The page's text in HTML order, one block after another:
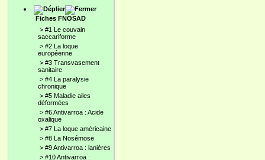
Fiches FNOSAD
> #1 Le couvain
saccariforme
> #2 La loque
européenne
> #3 Transvasement
sanitaire
> #4 La paralysie
chronique
> #5 Maladie ailes
déformées
> #6 Antivarroa : Acide
oxalique
> #7 La loque américaine
> #8 La Nosémose
> #9 Antivarroa : lanières
> #10 Antivarroa :